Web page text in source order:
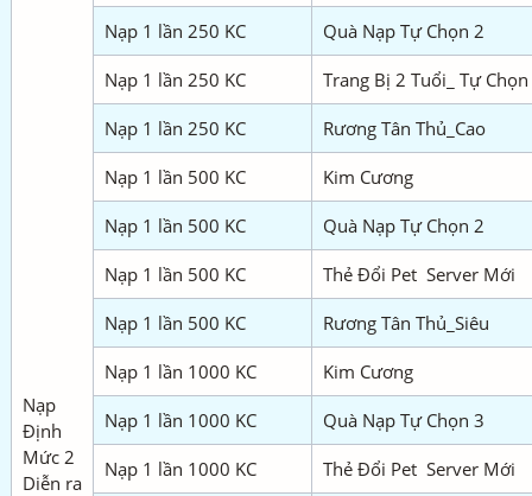
Nạp
Định
Mức 2
Diễn ra
Nạp 1 lần 250 KC Quà Nạp Tự Chọn 2
Nạp 1 lần 250 KC Trang Bị 2 Tuổi_ Tự Chọn
Nạp 1 lần 250 KC Rương Tân Thủ_Cao
Nạp 1 lần 500 KC Kim Cương
Nạp 1 lần 500 KC Quà Nạp Tự Chọn 2
Nạp 1 lần 500 KC Thẻ Đổi Pet Server Mới
Nạp 1 lần 500 KC Rương Tân Thủ_Siêu
Nạp 1 lần 1000 KC Kim Cương
Nạp 1 lần 1000 KC Quà Nạp Tự Chọn 3
Nạp 1 lần 1000 KC Thẻ Đổi Pet Server Mới